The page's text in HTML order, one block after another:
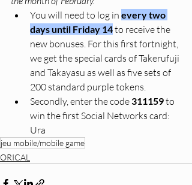
You will need to log in every two
days until Friday 14 to receive the
new bonuses. For this first fortnight,
we get the special cards of Takerufuji
and Takayasu as well as five sets of
200 standard purple tokens.
Secondly, enter the code 311159 to
win the first Social Networks card:
Ura
jeu mobile/mobile game
ORICAL